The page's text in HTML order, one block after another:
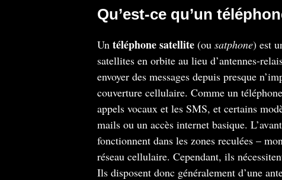
Qu’est-ce qu’un
Un téléphone satellite(ou satphone) est
satellites en orbite au lieu d’antennes-
envoyer des messages depuis presque
couverture cellulaire. Comme un
appels vocaux et les SMS, et certains
mails ou un accès internet basique.
fonctionnent dans les zones reculées –
réseau cellulaire. Cependant, ils
Ils disposent donc généralement d’une